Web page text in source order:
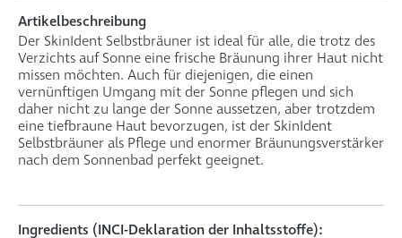
Artikelbeschreibung
Der SkinIdent Selbstbräuner ist ideal für alle, die trotz des
Verzichts auf Sonne eine frische Bräunung ihrer Haut nicht
missen möchten. Auch für diejenigen, die einen
vernünftigen Umgang mit der Sonne pflegen und sich
daher nicht zu lange der Sonne aussetzen, aber trotzdem
eine tiefbraune Haut bevorzugen, ist der SkinIdent
Selbstbräuner als Pflege und enormer Bräunungsverstärker
nach dem Sonnenbad perfekt geeignet.
Ingredients (INCI-Deklaration der Inhaltsstoffe):